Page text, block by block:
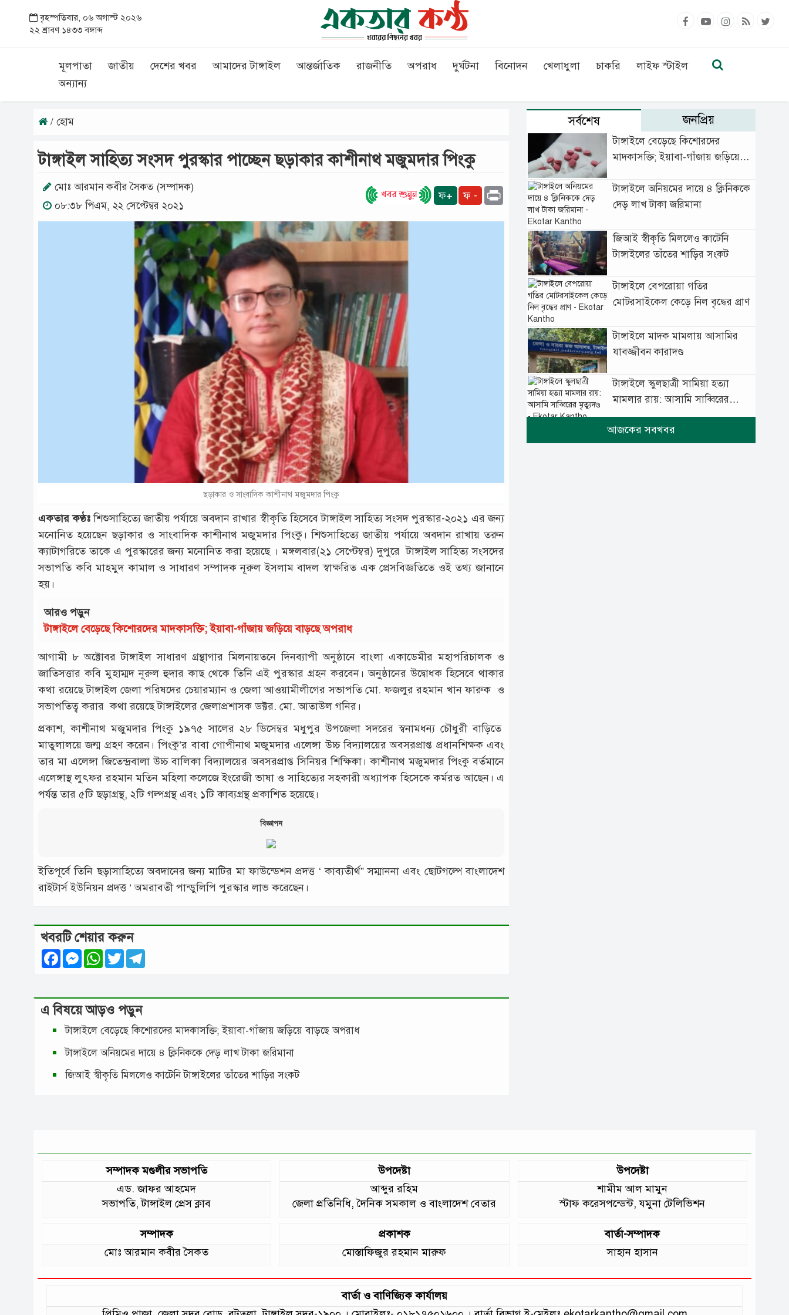
বৃহস্পতিবার, ০৬ অগাস্ট ২০২৬
২২ শ্রাবণ ১৪৩৩ বঙ্গাব্দ
মূলপাতা জাতীয় দেশের খবর আমাদের টাঙ্গাইল আন্তর্জাতিক রাজনীতি অপরাধ দুর্ঘটনা বিনোদন খেলাধুলা চাকরি
লাইফ স্টাইল
অন্যান্য
/ হোম
টাঙ্গাইল সাহিত্য সংসদ পুরস্কার পাচ্ছেন ছড়াকার কাশীনাথ মজুমদার পিংকু
মোঃ আরমান কবীর সৈকত (সম্পাদক)
০৮:৩৮ পিএম, ২২ সেপ্টেম্বর ২০২১
ফ+ ফ - Print
ছড়াকার ও সাংবাদিক কাশীনাথ মজুমদার পিংকু
একতার কণ্ঠঃশিশুসাহিত্যে জাতীয় পর্যায়ে অবদান রাখার স্বীকৃতি হিসেবে টাঙ্গাইল সাহিত্য সংসদ পুরস্কার-২০২১ এর জন্য
মনোনিত হয়েছেন ছড়াকার ও সাংবাদিক কাশীনাথ মজুমদার পিংকু। শিশুসাহিত্যে জাতীয় পর্যায়ে অবদান রাখায় তরুন
ক্যাটাগরিতে তাকে এ পুরস্কারের জন্য মনোনিত করা হয়েছে । মঙ্গলবার(২১ সেপ্টেম্বর) দুপুরে টাঙ্গাইল সাহিত্য সংসদের
সভাপতি কবি মাহমুদ কামাল ও সাধারণ সম্পাদক নূরুল ইসলাম বাদল স্বাক্ষরিত এক প্রেসবিজ্ঞতিতে ওই তথ্য জানানে
হয়।
আরও পড়ুন
টাঙ্গাইলে বেড়েছে কিশোরদের মাদকাসক্তি; ইয়াবা-গাঁজায় জড়িয়ে বাড়ছে অপরাধ
আগামী ৮ অক্টোবর টাঙ্গাইল সাধারণ গ্রন্থাগার মিলনায়তনে দিনব্যাপী অনুষ্ঠানে বাংলা একাডেমীর মহাপরিচালক ও
জাতিসত্তার কবি মুহাম্মদ নূরুল হুদার কাছ থেকে তিনি এই পুরস্কার গ্রহন করবেন। অনুষ্ঠানের উদ্বোধক হিসেবে থাকার
কথা রয়েছে টাঙ্গাইল জেলা পরিষদের চেয়ারম্যান ও জেলা আওয়ামীলীগের সভাপতি মো. ফজলুর রহমান খান ফারুক ও
সভাপতিত্ব করার কথা রয়েছে টাঙ্গাইলের জেলাপ্রশাসক ডক্টর. মো. আতাউল গনির।
প্রকাশ, কাশীনাথ মজুমদার পিংকু ১৯৭৫ সালের ২৮ ডিসেম্বর মধুপুর উপজেলা সদরের স্বনামধন্য চৌধুরী বাড়িতে
মাতুলালয়ে জন্ম গ্রহণ করেন। পিংকু’র বাবা গোপীনাথ মজুমদার এলেঙ্গা উচ্চ বিদ্যালয়ের অবসরপ্রাপ্ত প্রধানশিক্ষক এবং
তার মা এলেঙ্গা জিতেন্দ্রবালা উচ্চ বালিকা বিদ্যালয়ের অবসরপ্রাপ্ত সিনিয়র শিক্ষিকা। কাশীনাথ মজুমদার পিংকু বর্তমানে
এলেঙ্গাস্থ লুৎফর রহমান মতিন মহিলা কলেজে ইংরেজী ভাষা ও সাহিত্যের সহকারী অধ্যাপক হিসেকে কর্মরত আছেন। এ
পর্যন্ত তার ৫টি ছড়াগ্রন্থ, ২টি গল্পগ্রন্থ এবং ১টি কাব্যগ্রন্থ প্রকাশিত হয়েছে।
বিজ্ঞাপন
ইতিপূর্বে তিনি ছড়াসাহিত্যে অবদানের জন্য মাটির মা ফাউন্ডেশন প্রদত্ত ‘ কাব্যতীর্থ” সম্মাননা এবং ছোটগল্পে বাংলাদেশ
রাইটার্স ইউনিয়ন প্রদত্ত ‘ অমরাবতী পান্ডুলিপি পুরস্কার লাভ করেছেন।
খবরটি শেয়ার করুন
FacebookMessenger
WhatsApp
Twitter
এ বিষয়ে আড়ও পড়ুন
টাঙ্গাইলে বেড়েছে কিশোরদের মাদকাসক্তি; ইয়াবা-গাঁজায় জড়িয়ে বাড়ছে অপরাধ
টাঙ্গাইলে অনিয়মের দায়ে ৪ ক্লিনিককে দেড় লাখ টাকা জরিমানা
জিআই স্বীকৃতি মিললেও কাটেনি টাঙ্গাইলের তাঁতের শাড়ির সংকট
সর্বশেষ জনপ্রিয়
টাঙ্গাইলে বেড়েছে কিশোরদের
মাদকাসক্তি; ইয়াবা-গাঁজায় জড়িয়ে
টাঙ্গাইলে অনিয়মের দায়ে ৪ ক্লিনিককে
দেড় লাখ টাকা জরিমানা
জিআই স্বীকৃতি মিললেও কাটেনি
টাঙ্গাইলের তাঁতের শাড়ির সংকট
টাঙ্গাইলে বেপরোয়া গতির
মোটরসাইকেল কেড়ে নিল বৃদ্ধের প্রাণ
টাঙ্গাইলে মাদক মামলায় আসামির
যাবজ্জীবন কারাদণ্ড
টাঙ্গাইলে স্কুলছাত্রী সামিয়া হত্যা
মামলার রায়: আসামি সাব্বিরের
মৃত্যুদণ্ড
টানা বৃষ্টিতে টাঙ্গাইলে বিপর্যস্ত
সম্পাদক মণ্ডলীর সভাপতি
এড. জাফর আহমেদ
সভাপতি, টাঙ্গাইল প্রেস ক্লাব
উপদেষ্টা
আব্দুর রহিম
জেলা প্রতিনিধি, দৈনিক সমকাল ও বাংলাদেশ বেতার
উপদেষ্টা
শামীম আল মামুন
স্টাফ করেসপন্ডেন্ট, যমুনা টেলিভিশন
সম্পাদক
মোঃ আরমান কবীর সৈকত
প্রকাশক
মোস্তাফিজুর রহমান মারুফ
বার্তা-সম্পাদক
সাহান হাসান
বার্তা ও বাণিজ্যিক কার্যালয়